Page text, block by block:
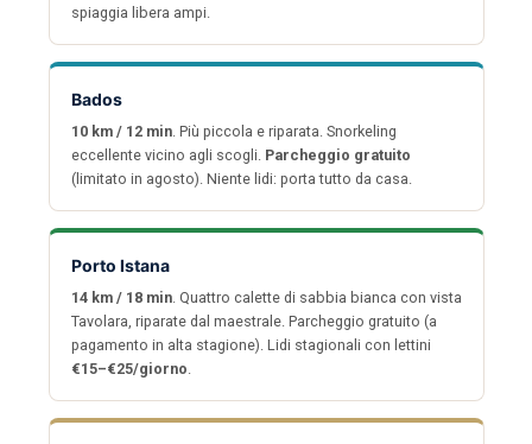
spiaggia libera ampi.
Bados
10 km / 12 min. Più piccola e riparata. Snorkeling
eccellente vicino agli scogli. Parcheggio gratuito
(limitato in agosto). Niente lidi: porta tutto da casa.
Porto Istana
14 km / 18 min. Quattro calette di sabbia bianca con vista
Tavolara, riparate dal maestrale. Parcheggio gratuito (a
pagamento in alta stagione). Lidi stagionali con lettini
€15–€25/giorno.